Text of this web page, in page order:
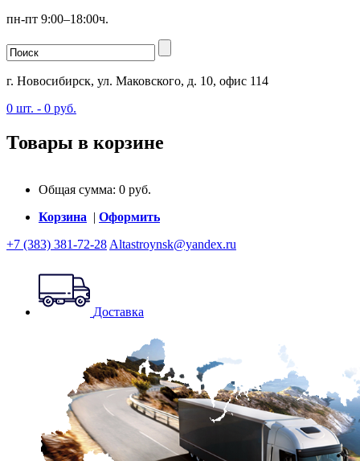
пн-пт 9:00–18:00ч.
г. Новосибирск, ул. Маковского, д. 10, офис 114
0 шт. - 0 руб.
Товары в корзине
Общая сумма: 0 руб.
Корзина | Оформить
+7 (383) 381-72-28 Altastroynsk@yandex.ru
Доставка